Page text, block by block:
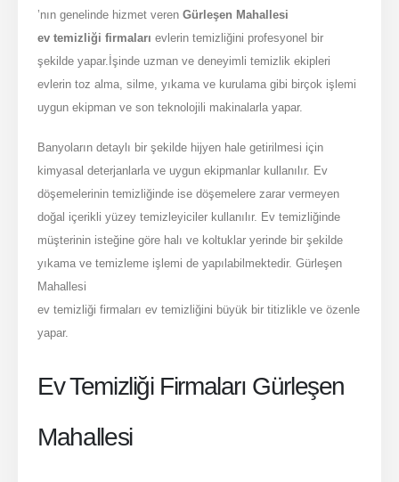
’nın genelinde hizmet verenGürleşen Mahallesi
ev temizliği firmalarıevlerin temizliğini profesyonel bir
şekilde yapar.İşinde uzman ve deneyimli temizlik ekipleri
evlerin toz alma, silme, yıkama ve kurulama gibi birçok işlemi
uygun ekipman ve son teknolojili makinalarla yapar.
Banyoların detaylı bir şekilde hijyen hale getirilmesi için
kimyasal deterjanlarla ve uygun ekipmanlar kullanılır. Ev
döşemelerinin temizliğinde ise döşemelere zarar vermeyen
doğal içerikli yüzey temizleyiciler kullanılır. Ev temizliğinde
müşterinin isteğine göre halı ve koltuklar yerinde bir şekilde
yıkama ve temizleme işlemi de yapılabilmektedir. Gürleşen
Mahallesi
ev temizliği firmaları ev temizliğini büyük bir titizlikle ve özenle
yapar.
Ev Temizliği Firmaları Gürleşen
Mahallesi